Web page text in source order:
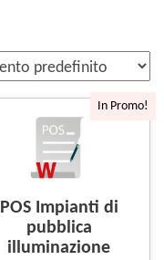
In Promo!
POS Impianti di
pubblica
illuminazione